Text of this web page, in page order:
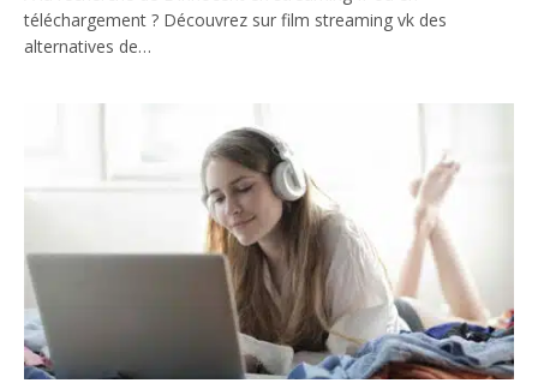
téléchargement ? Découvrez sur film streaming vk des
alternatives de…